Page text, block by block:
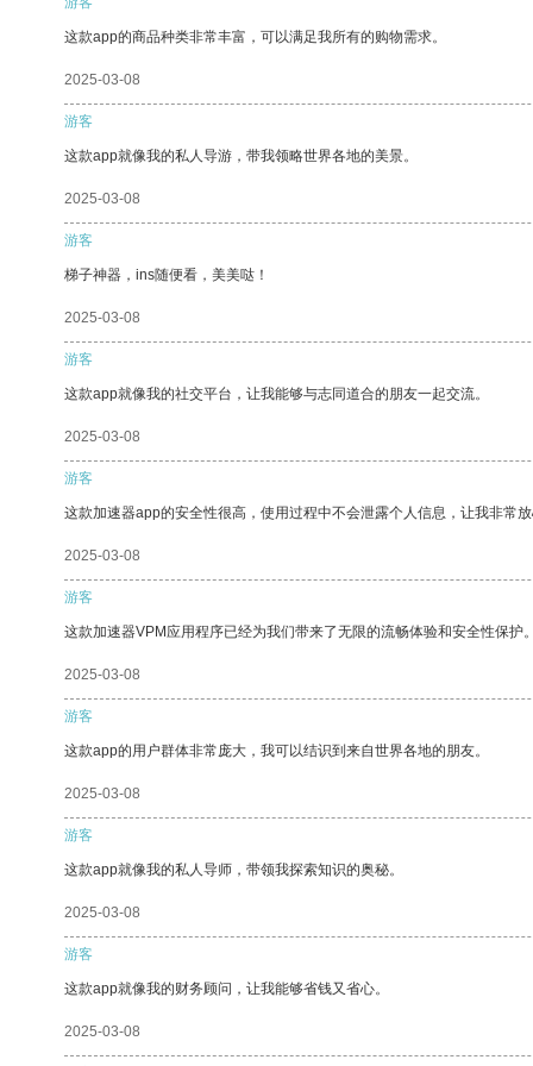
这款app的商品种类非常丰富，可以满足我所有的购物需求。
2025-03-08
游客
这款app就像我的私人导游，带我领略世界各地的美景。
2025-03-08
游客
梯子神器，ins随便看，美美哒！
2025-03-08
游客
这款app就像我的社交平台，让我能够与志同道合的朋友一起交流。
2025-03-08
游客
这款加速器app的安全性很高，使用过程中不会泄露个人信息，让我非常
2025-03-08
游客
这款加速器VPM应用程序已经为我们带来了无限的流畅体验和安全性保护
2025-03-08
游客
这款app的用户群体非常庞大，我可以结识到来自世界各地的朋友。
2025-03-08
游客
这款app就像我的私人导师，带领我探索知识的奥秘。
2025-03-08
游客
这款app就像我的财务顾问，让我能够省钱又省心。
2025-03-08